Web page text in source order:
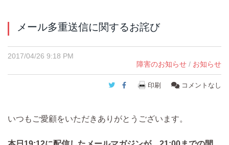
メール多重送信に関するお詫び
2017/04/26 9:18 PM
障害のお知らせ / お知らせ
Twitter
Facebook
印刷 コメントなし
いつもご愛顧をいただきありがとうございます。